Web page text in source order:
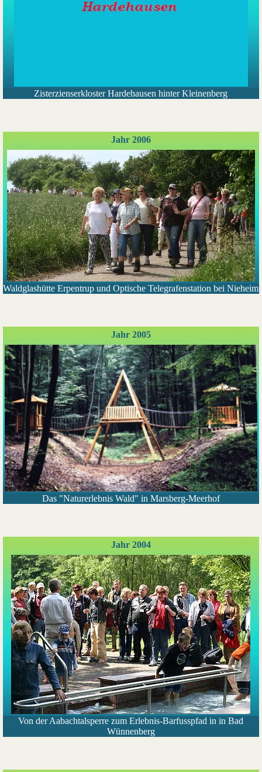
Zisterzienserkloster Hardehausen hinter Kleinenberg
Jahr 2006
Waldglashütte Erpentrup und Optische Telegrafenstation bei Nieheim
Jahr 2005
Das "Naturerlebnis Wald" in Marsberg-Meerhof
Jahr 2004
Von der Aabachtalsperre zum Erlebnis-Barfusspfad in in Bad
Wünnenberg